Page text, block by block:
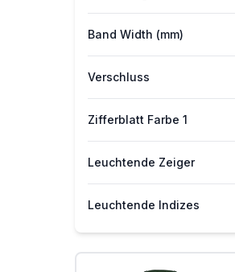
Band Width (mm)
Verschluss
Zifferblatt Farbe 1
Leuchtende Zeiger
Leuchtende Indizes